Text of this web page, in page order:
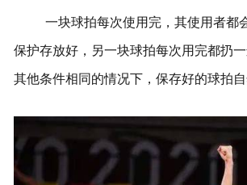
一块球拍每次使用完，其使用者都
保护存放好，另一块球拍每次用完都扔
其他条件相同的情况下，保存好的球拍自